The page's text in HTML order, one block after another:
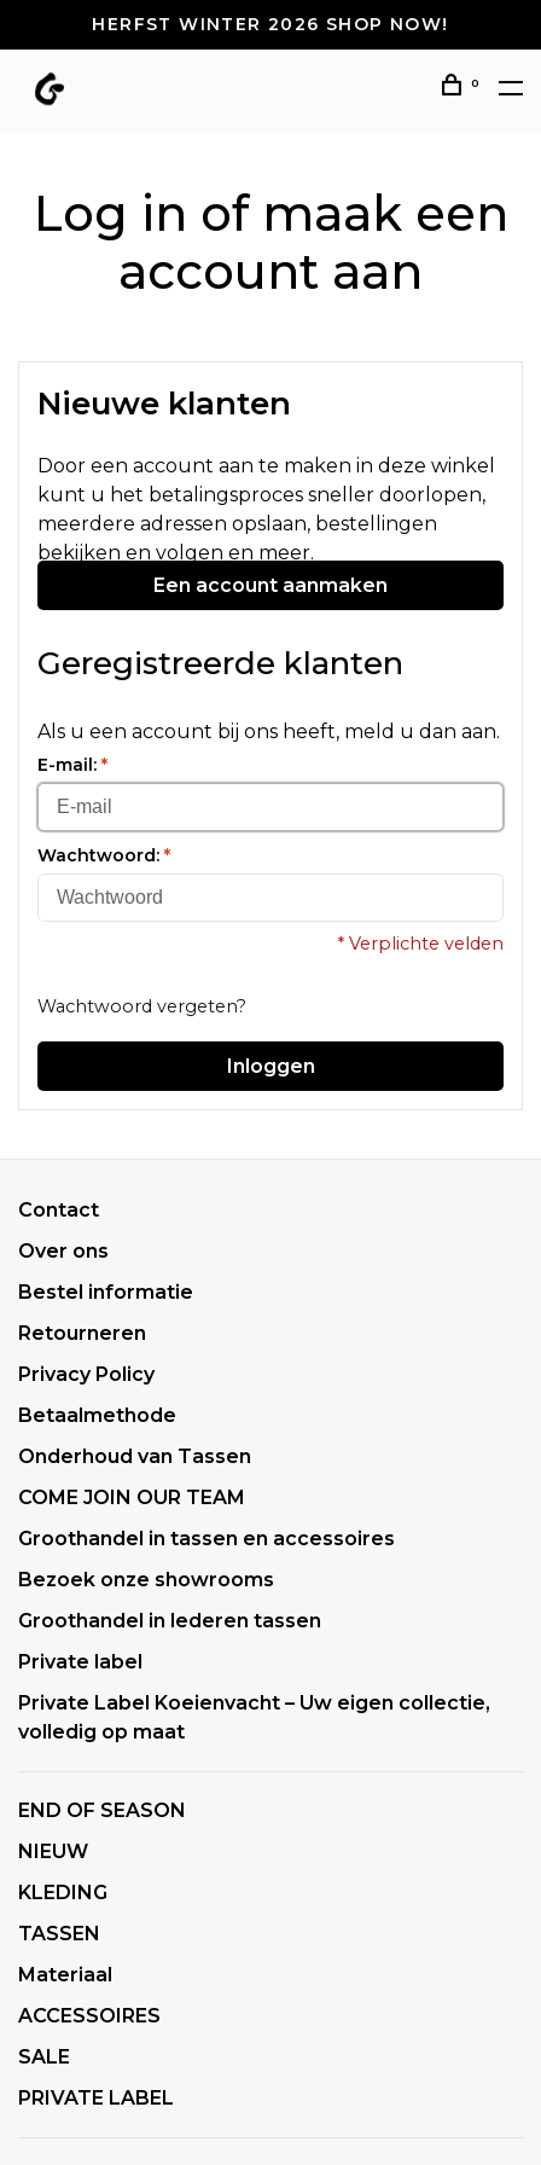
HERFST WINTER 2026 SHOP NOW!
0
Log in of maak een
account aan
Nieuwe klanten
Door een account aan te maken in deze winkel
kunt u het betalingsproces sneller doorlopen,
meerdere adressen opslaan, bestellingen
bekijken en volgen en meer.
Een account aanmaken
Geregistreerde klanten
Als u een account bij ons heeft, meld u dan aan.
E-mail: *
Wachtwoord: *
* Verplichte velden
Wachtwoord vergeten?
Inloggen
Contact
Over ons
Bestel informatie
Retourneren
Privacy Policy
Betaalmethode
Onderhoud van Tassen
COME JOIN OUR TEAM
Groothandel in tassen en accessoires
Bezoek onze showrooms
Groothandel in lederen tassen
Private label
Private Label Koeienvacht – Uw eigen collectie,
volledig op maat
END OF SEASON
NIEUW
KLEDING
TASSEN
Materiaal
ACCESSOIRES
SALE
PRIVATE LABEL